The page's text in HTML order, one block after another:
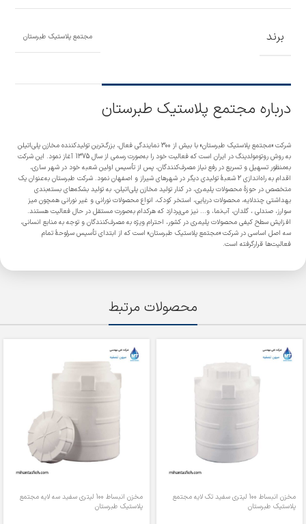
برند مجتمع پلاستیک طبرستان
درباره مجتمع پلاستیک طبرستان
شرکت «مجتمع پلاستیک طبرستان» با بیش از 300 نمایندگی فعال، بزرگ‌ترین تولیدکننده مخازن پلی‌اتیلن
به روش روتومولدینگ در ایران است که فعالیت خود را به‌صورت رسمی از سال 1375 آغاز نمود. این شرکت
به‌منظور تسهیل و تسریع در رفع نیاز مصرف‌کنندگان، پس از تأسیس اولین شعبه خود در شهر ساری،
اقدام به راه‌اندازی 2 شعبۀ تولیدی دیگر در شهرهای شیراز و اصفهان نمود. شرکت طبرستان به‌عنوان یک
متخصص در حوزۀ محصولات پلیمری، در کنار تولید مخازن پلی‌اتیلن، به تولید بشکه‌های بسته‌بندی
بهداشتی چندلایه، محصولات دریایی، استخر کودک، انواع محصولات نورانی و غیر نورانی همچون میز
سوارز، صندلی ، گلدان، آب‌نما، و... نیز می‌پردازد که هرکدام به‌صورت مستقل در حال فعالیت هستند.
افزایش سطح کیفی محصولات پلیمری در کشور، احترام ویژه به مصرف‌کنندگان و توجه به منابع انسانی،
سه اصل اساسی در شرکت «مجتمع پلاستیک طبرستان» است که از ابتدای تأسیس سرلوحۀ تمام
فعالیت‌ها قرارگرفته است.
محصولات مرتبط
مخزن انبساط 100 لیتری سفید تک لایه مجتمع
پلاستیک طبرستان
مخزن انبساط 100 لیتری سفید سه لایه مجتمع
پلاستیک طبرستان